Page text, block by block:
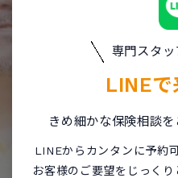
専門スタ
LINEで
きめ細かな保険相談を
LINEからカンタンに予約
お客様のご要望をじっく